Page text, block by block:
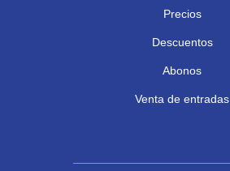
Precios
Descuentos
Abonos
Venta de entradas